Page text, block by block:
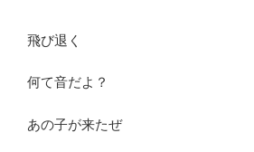
飛び退く
何て音だよ？
あの子が来たぜ